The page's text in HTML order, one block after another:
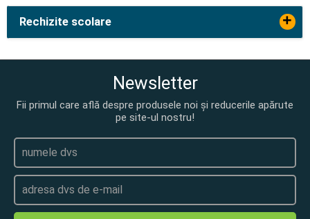
Rechizite scolare +
Newsletter
Fii primul care află despre produsele noi și reducerile apărute
pe site-ul nostru!